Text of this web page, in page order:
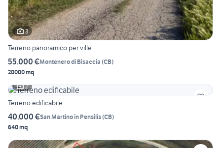
3
Terreno panoramico per ville
55.000 €Montenero di Bisaccia (CB)
20000 mq
2
Terreno edificabile
40.000 €San Martino in Pensilis(CB)
640 mq